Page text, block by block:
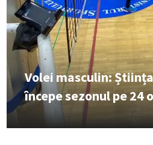
Volei masculin:
începe sezonul pe 24